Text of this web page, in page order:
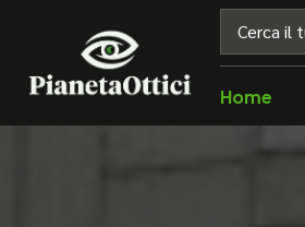
Home